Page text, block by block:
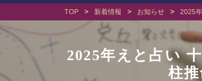
TOP > 新着情報 > お知らせ > 2025
2025年えと占い
柱